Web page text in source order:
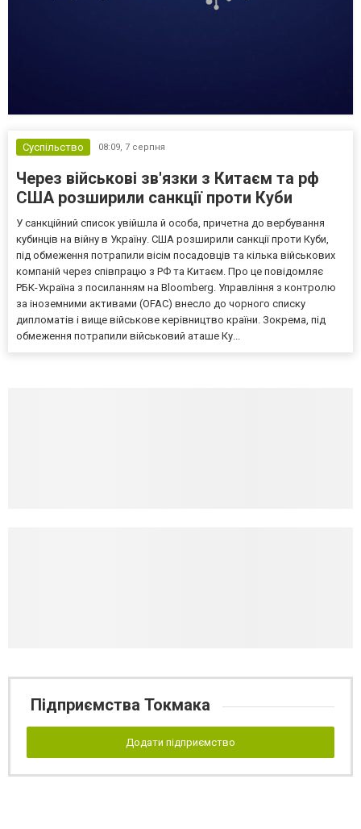
Суспільство 08:09, 7 серпня
Через військові зв'язки з Китаєм та рф
США розширили санкції проти Куби
У санкційний список увійшла й особа, причетна до вербування
кубинців на війну в Україну. США розширили санкції проти Куби,
під обмеження потрапили вісім посадовців та кілька військових
компаній через співпрацю з РФ та Китаєм. Про це повідомляє
РБК-Україна з посиланням на Bloomberg. Управління з контролю
за іноземними активами (OFAC) внесло до чорного списку
дипломатів і вище військове керівництво країни. Зокрема, під
обмеження потрапили військовий аташе Ку...
Підприємства Токмака
Додати підприємство